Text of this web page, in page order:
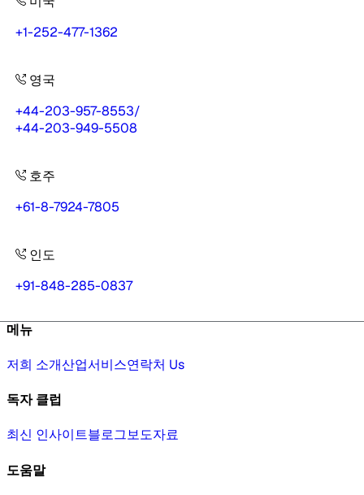
+1-252-477-1362
영국
+44-203-957-8553/
+44-203-949-5508
호주
+61-8-7924-7805
인도
+91-848-285-0837
메뉴
저희 소개산업서비스연락처 Us
독자 클럽
최신 인사이트블로그보도자료
도움말